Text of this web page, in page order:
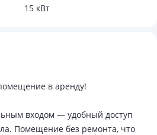
15 кВт
в аренду!
входом — удобный доступ
Помещение без ремонта, что